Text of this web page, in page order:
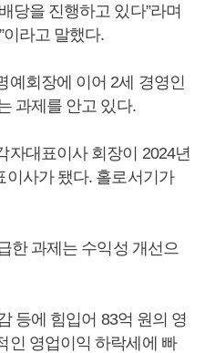
당을 진행하고 있다”라며
이라고 말했다.
예회장에 이어 2세 경영인
과제를 안고 있다.
자대표이사 회장이 2024년
사가 됐다. 홀로서기가
한 과제는 수익성 개선으
등에 힘입어 83억 원의 영
인 영업이익 하락세에 빠